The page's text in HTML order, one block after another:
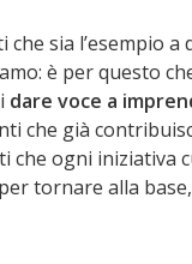
sia l’esempio
è per questo
dare voce a
che già
che ogni iniziativa
tornare alla